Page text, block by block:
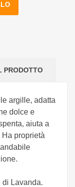
PRODOTTO
argille, adatta
dolce e
aiuta a
proprietà
Lavanda.